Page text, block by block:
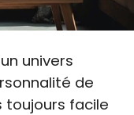
univers
de
toujours facile